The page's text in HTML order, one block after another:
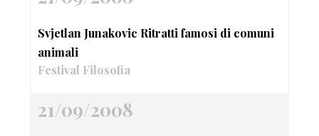
Svjetlan Junakovic Ritratti famosi di comuni
animali
Festival Filosofia
21/09/2008